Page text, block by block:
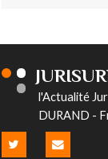
l'Actualité
DURAND -